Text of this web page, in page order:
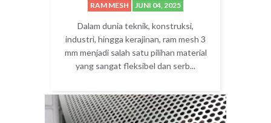
RAM MESH JUNI 04, 2025
Dalam dunia teknik, konstruksi,
industri, hingga kerajinan, ram mesh 3
mm menjadi salah satu pilihan material
yang sangat fleksibel dan serb...